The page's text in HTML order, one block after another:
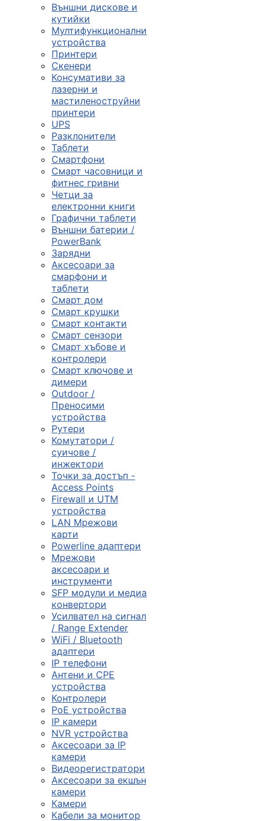
Външни дискове и
кутийки
Мултифункционални
устройства
Принтери
Скенери
Консумативи за
лазерни и
мастиленоструйни
принтери
UPS
Разклонители
Таблети
Смартфони
Смарт часовници и
фитнес гривни
Четци за
електронни книги
Графични таблети
Външни батерии /
PowerBank
Зарядни
Аксесоари за
смарфони и
таблети
Смарт дом
Смарт крушки
Смарт контакти
Смарт сензори
Смарт хъбове и
контролери
Смарт ключове и
димери
Outdoor /
Преносими
устройства
Рутери
Комутатори /
суичове /
инжектори
Точки за достъп -
Access Points
Firewall и UTM
устройства
LAN Мрежови
карти
Powerline адаптери
Мрежови
аксесоари и
инструменти
SFP модули и медиа
конвертори
Усилвател на сигнал
/ Range Extender
WiFi / Bluetooth
адаптери
IP телефони
Антени и CPE
устройства
Контролери
PoE устройства
IP камери
NVR устройства
Аксесоари за IP
камери
Видеорегистратори
Аксесоари за екшън
камери
Камери
Кабели за монитор